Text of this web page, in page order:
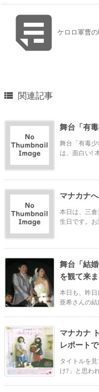
ケロロ軍曹
 関連記事
舞台「有
舞台「有毒
は、面白い!
マナカナ
本日は、三
生日です。
舞台「結
を観て来
本日も、昨日
亜希さんの
マナカナ
レポート
タイトルを
け?」と思わ